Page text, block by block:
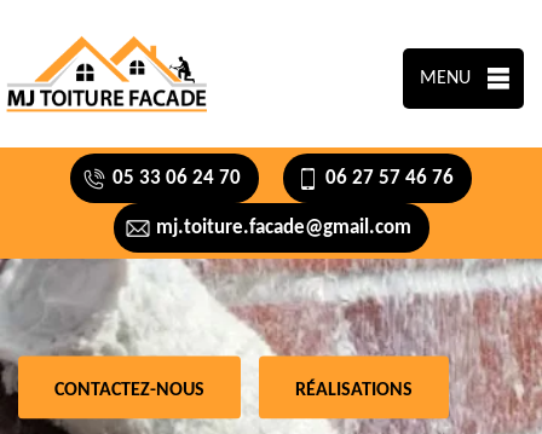
MENU
05 33 06 24 70 06 27 57 46 76
mj.toiture.facade@gmail.com
CONTACTEZ-NOUS RÉALISATIONS